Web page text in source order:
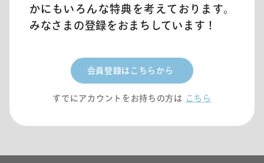
かにもいろんな特典を考えております。
みなさまの登録をおまちしています！
会員登録はこちらから
すでにアカウントをお持ちの方は こちら